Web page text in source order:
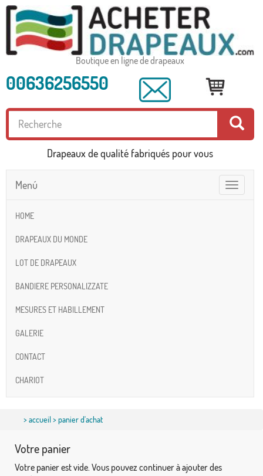
Boutique en ligne de drapeaux
00636256550
Drapeaux de qualité fabriqués pour vous
Toggle
navigation
Menú
HOME
DRAPEAUX DU MONDE
LOT DE DRAPEAUX
BANDIERE PERSONALIZZATE
MESURES ET HABILLEMENT
GALERIE
CONTACT
CHARIOT
>accueil> panier d'achat
Votre panier
Votre panier est vide. Vous pouvez continuer à ajouter des